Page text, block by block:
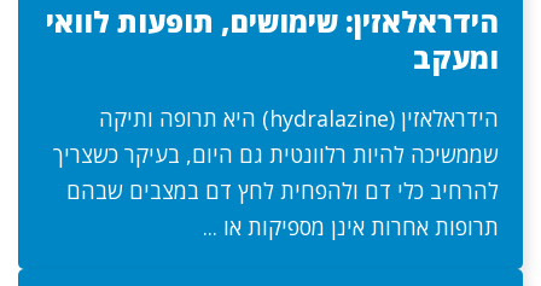
הידראלאזין: שימושים, תופעות לוואי
ומעקב
הידראלאזין (hydralazine) היא תרופה ותיקה
שממשיכה להיות רלוונטית גם היום, בעיקר כשצריך
להרחיב כלי דם ולהפחית לחץ דם במצבים שבהם
תרופות אחרות אינן מספיקות או ...